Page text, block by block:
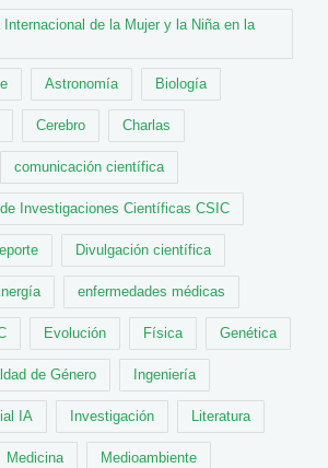
Internacional de la Mujer y la Niña en la
Astronomía Biología
Cerebro Charlas
comunicación científica
Investigaciones Científicas CSIC
Divulgación científica
enfermedades médicas
Evolución Física Genética
de Género Ingeniería
IA Investigación Literatura
Medicina Medioambiente